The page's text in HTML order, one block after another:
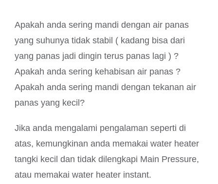
Apakah anda sering mandi dengan air panas
yang suhunya tidak stabil ( kadang bisa dari
yang panas jadi dingin terus panas lagi ) ?
Apakah anda sering kehabisan air panas ?
Apakah anda sering mandi dengan tekanan air
panas yang kecil?
Jika anda mengalami pengalaman seperti di
atas, kemungkinan anda memakai water heater
tangki kecil dan tidak dilengkapi Main Pressure,
atau memakai water heater instant.